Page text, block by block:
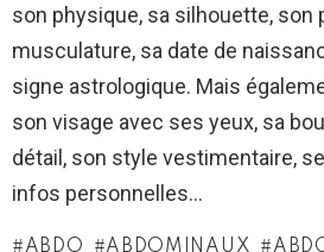
son physique, sa silhouette, son
musculature, sa date de
signe astrologique. Mais
son visage avec ses yeux, sa
détail, son style vestimentaire,
infos personnelles…
ABDO ABDOMINAUX